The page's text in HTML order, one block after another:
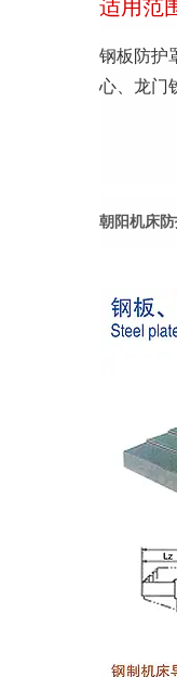
适用范
钢板防护
心、龙门
朝阳机床